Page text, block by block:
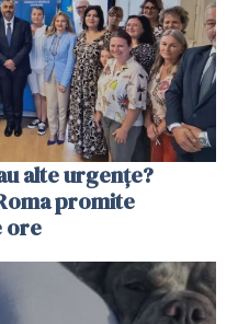
alte urgențe?
promite
ore